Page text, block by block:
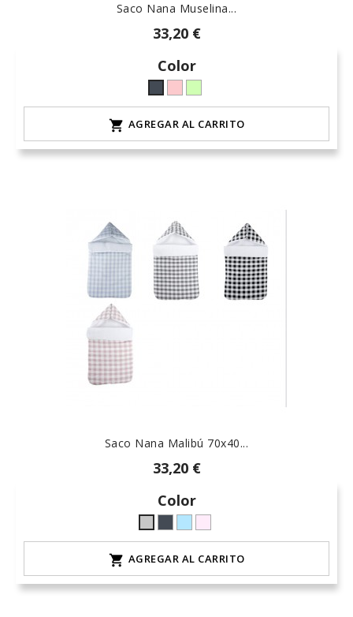
Saco Nana Muselina...
33,20 €
Color
Negromaquillaje
L-
palo-
9
claro-
iceberg
 AGREGAR AL CARRITO
Saco Nana Malibú 70x40...
33,20 €
Color
Gris
L-
claro
Negroceleste-
hielo
rosa-
15
 AGREGAR AL CARRITO